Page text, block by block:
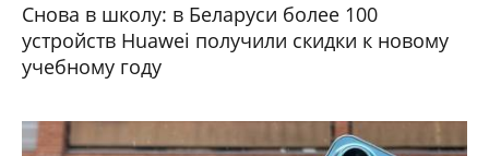
Снова в школу: в Беларуси более 100
устройств Huawei получили скидки к новому
учебному году